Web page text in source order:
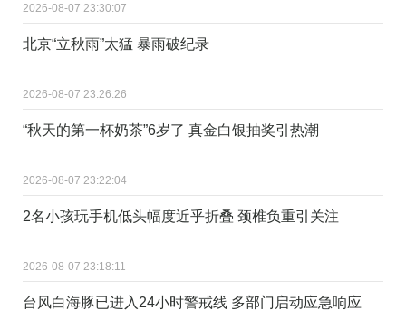
2026-08-07 23:30:07
北京“立秋雨”太猛 暴雨破纪录
2026-08-07 23:26:26
“秋天的第一杯奶茶”6岁了 真金白银抽奖引热潮
2026-08-07 23:22:04
2名小孩玩手机低头幅度近乎折叠 颈椎负重引关注
2026-08-07 23:18:11
台风白海豚已进入24小时警戒线 多部门启动应急响应